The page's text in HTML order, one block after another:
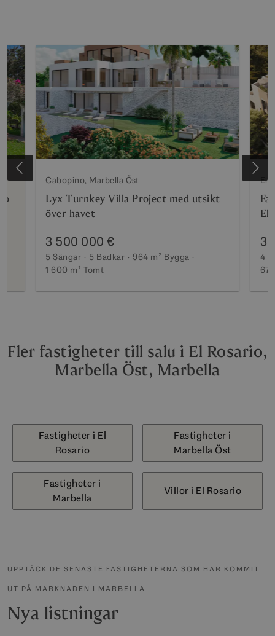
Cabopino, Marbella Öst
Lyx Turnkey Villa Project med utsikt
över havet
3 500 000 €
5 Sängar 5 Badkar 964 m² Bygga
1 600 m² Tomt
3
4
Fler fastigheter till salu i El Rosario,
Marbella Öst, Marbella
Fastigheter i El
Rosario
Fastigheter i
Marbella Öst
Fastigheter i
Marbella
Villor i El Rosario
UPPTÄCK DE SENASTE FASTIGHETERNA SOM HAR KOMMIT
UT PÅ MARKNADEN I MARBELLA
Nya listningar